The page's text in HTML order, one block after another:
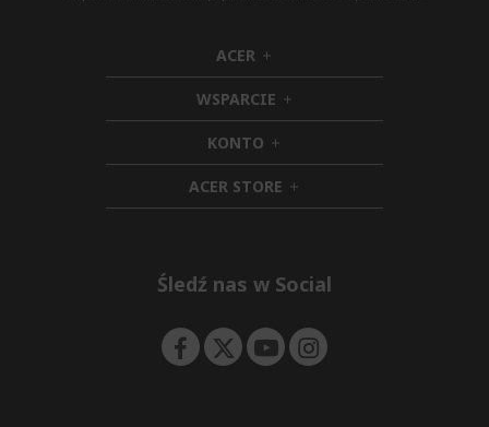
ACER h
i
d
d
e
n
WSPARCIE h
i
d
e
n
KONTO h
i
d
d
ACER STORE h
i
e
Śledź nas w Social